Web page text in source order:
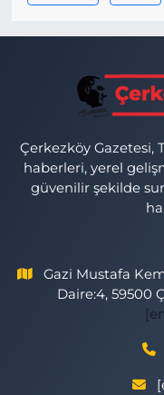
Çerkezköy Gazetesi,
haberleri, yerel
güvenilir şekilde
Gazi Mustafa
Daire:4, 59500